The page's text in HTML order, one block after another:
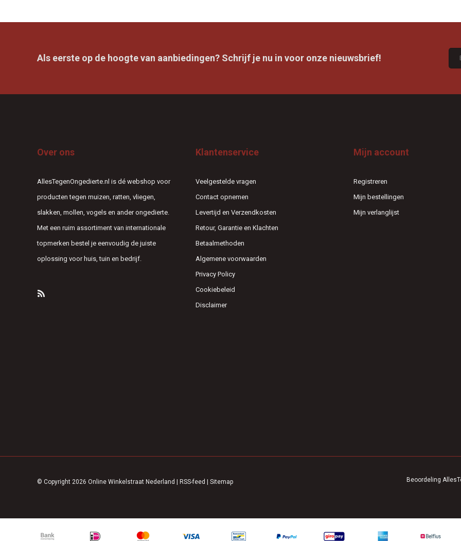
Als eerste op de hoogte van aanbiedingen? Schrijf je nu in voor onze nieuwsbrief!
Over ons
AllesTegenOngedierte.nl is dé webshop voor
producten tegen muizen, ratten, vliegen,
slakken, mollen, vogels en ander ongedierte.
Met een ruim assortiment van internationale
topmerken bestel je eenvoudig de juiste
oplossing voor huis, tuin en bedrijf.
Klantenservice
Veelgestelde vragen
Contact opnemen
Levertijd en Verzendkosten
Retour, Garantie en Klachten
Betaalmethoden
Algemene voorwaarden
Privacy Policy
Cookiebeleid
Disclaimer
Mijn account
Registreren
Mijn bestellingen
Mijn verlanglijst
© Copyright 2026 Online Winkelstraat Nederland RSS-feed Sitemap Beoordeling